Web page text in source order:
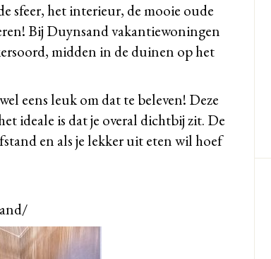
sfeer, het interieur, de mooie oude
Bij Duynsand vakantiewoningen
midden in de duinen op het
eens leuk om dat te beleven! Deze
ideale is dat je overal dichtbij zit. De
en als je lekker uit eten wil hoef